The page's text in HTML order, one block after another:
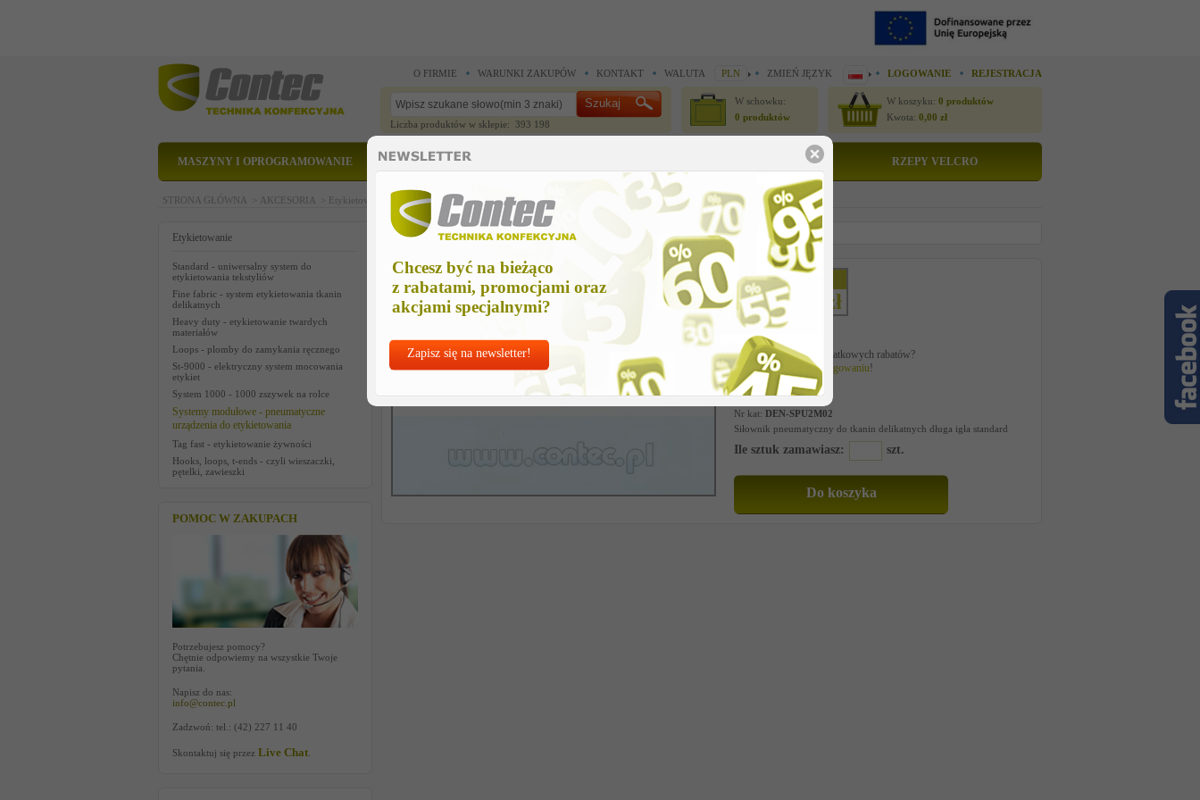
Chcesz być na bieżąco
z rabatami, promocjami oraz
akcjami specjalnymi?
Zapisz się na newsletter!
O FIRMIE WARUNKI ZAKUPÓW KONTAKT WALUTA PLN ZMIEŃ JĘZYK LOGOWANIE REJESTRACJA
Liczba produktów w sklepie: 393 198
W schowku:
0 produktów
W koszyku: 0 produktów
Kwota: 0,00 zł
MASZYNY I OPROGRAMOWANIE CZĘŚCI ZAMIENNE RZEPY VELCRO
STRONA GŁÓWNA > AKCESORIA > Etykietowanie > Systemy modułowe - pneumatyczne urządzenia do etykietowania > MKII IND F/F L/NEEDLE MOD.
Etykietowanie
Standard - uniwersalny system do
etykietowania tekstyliów
Fine fabric - system etykietowania tkanin
delikatnych
Heavy duty - etykietowanie twardych
materiałów
Loops - plomby do zamykania ręcznego
St-9000 - elektryczny system mocowania
etykiet
System 1000 - 1000 zszywek na rolce
Systemy modułowe - pneumatyczne
urządzenia do etykietowania
Tag fast - etykietowanie żywności
Hooks, loops, t-ends - czyli wieszaczki,
pętelki, zawieszki
POMOC W ZAKUPACH
Potrzebujesz pomocy?
Chętnie odpowiemy na wszystkie Twoje
pytania.
Napisz do nas:
info@contec.pl
Zadzwoń: tel.: (42) 227 11 40
Skontaktuj się przez Live Chat
MKII IND F/F L/NEEDLE MOD.
Cena netto
4 501,95 zł
Chcesz korzystać z dodatkowych rabatów?
Najlepszeceny pozalogowaniu!
Nr kat: DEN-SPU2M02
Siłownik pneumatyczny do tkanin delikatnych długa igła standard
Ile sztuk zamawiasz: szt.